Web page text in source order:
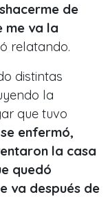
de
me va la
relatando.
distintas
la
que tuvo
enfermó,
la casa
quedó
va después de